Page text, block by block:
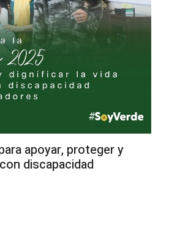
apoyar, proteger y
discapacidad